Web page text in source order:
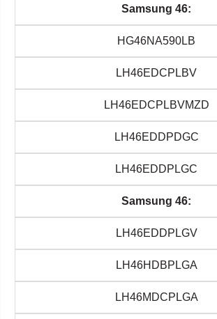
Samsung 46:
HG46NA590LB
LH46EDCPLBV
LH46EDCPLBVMZD
LH46EDDPDGC
LH46EDDPLGC
Samsung 46:
LH46EDDPLGV
LH46HDBPLGA
LH46MDCPLGA